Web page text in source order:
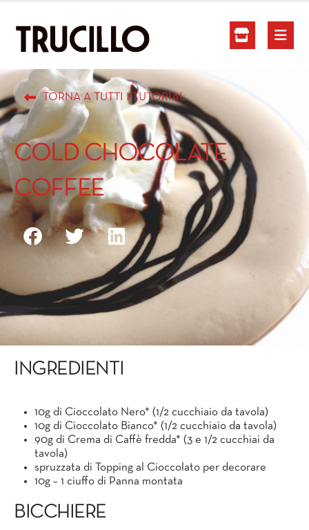
TORNA A TUTTI I TUTORIAL
COLD CHOCOLATE
COFFEE
INGREDIENTI
10g di Cioccolato Nero* (1/2 cucchiaio da tavola)
10g di Cioccolato Bianco* (1/2 cucchiaio da tavola)
90g di Crema di Caffè fredda* (3 e 1/2 cucchiai da
tavola)
spruzzata di Topping al Cioccolato per decorare
10g – 1 ciuffo di Panna montata
BICCHIERE